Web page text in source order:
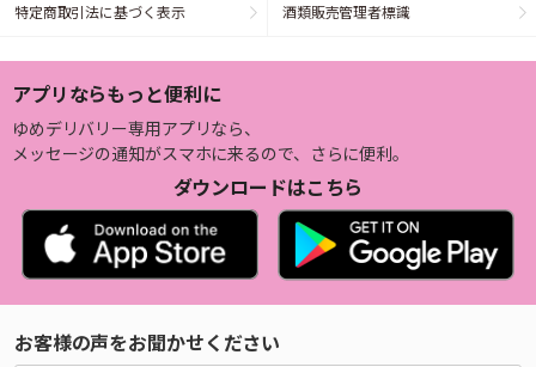
特定商取引法に基づく表示 酒類販売管理者標識
アプリならもっと便利に
ゆめデリバリー専用アプリなら、
メッセージの通知がスマホに来るので、さらに便利。
ダウンロードはこちら
お客様の声をお聞かせください